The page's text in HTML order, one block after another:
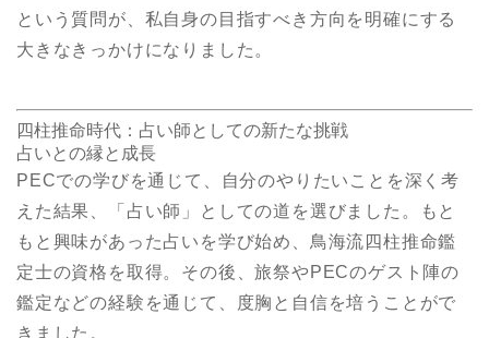
という質問が、私自身の目指すべき方向を明確にする
大きなきっかけになりました。
四柱推命時代：占い師としての新たな挑戦
占いとの縁と成長
PECでの学びを通じて、自分のやりたいことを深く考
えた結果、「占い師」としての道を選びました。もと
もと興味があった占いを学び始め、鳥海流四柱推命鑑
定士の資格を取得。その後、旅祭やPECのゲスト陣の
鑑定などの経験を通じて、度胸と自信を培うことがで
きました。